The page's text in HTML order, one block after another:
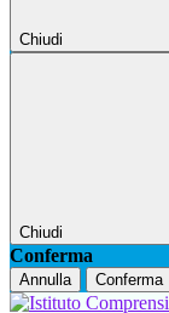
Chiudi
Chiudi
Conferma
Annulla Conferma